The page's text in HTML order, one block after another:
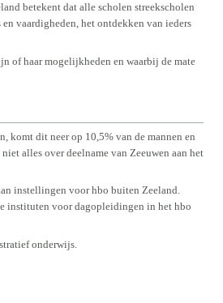
betekent dat alle scholen streekscholen
vaardigheden, het ontdekken van ieders
of haar mogelijkheden en waarbij de mate
komt dit neer op 10,5% van de mannen en
alles over deelname van Zeeuwen aan het
instellingen voor hbo buiten Zeeland.
instituten voor dagopleidingen in het hbo
onderwijs.